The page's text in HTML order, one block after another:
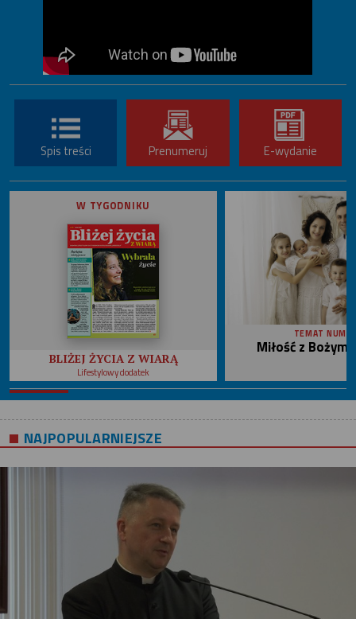
Spis treści Prenumeruj E-wydanie
W TYGODNIKU
BLIŻEJ ŻYCIA Z WIARĄ
Lifestylowy dodatek
TEMAT
Miłość z
NAJPOPULARNIEJSZE